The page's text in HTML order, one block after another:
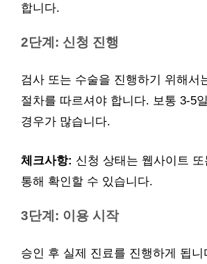
합니다.
2단계: 신청 진행
검사 또는 수술을 진행하기 위해서
절차를 따르셔야 합니다. 보통 3-5
경우가 많습니다.
체크사항: 신청 상태는 웹사이트
통해 확인할 수 있습니다.
3단계: 이용 시작
승인 후 실제 진료를 진행하게 됩니